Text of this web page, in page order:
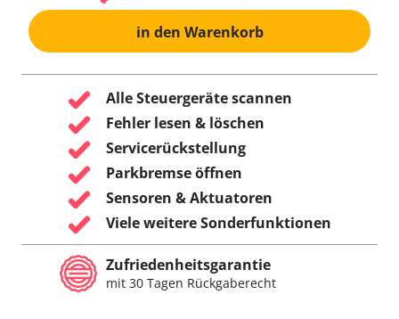
in den Warenkorb
Alle Steuergeräte scannen
Fehler lesen & löschen
Servicerückstellung
Parkbremse öffnen
Sensoren & Aktuatoren
Viele weitere Sonderfunktionen
Zufriedenheitsgarantie
mit 30 Tagen Rückgaberecht